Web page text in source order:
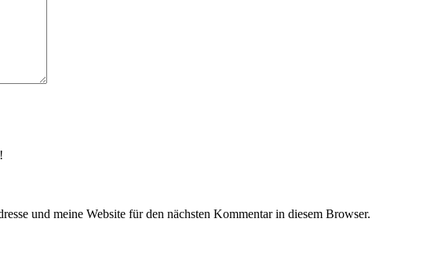
und meine Website für den nächsten Kommentar in diesem Browser.